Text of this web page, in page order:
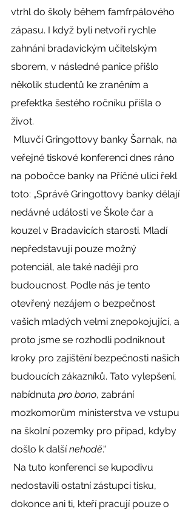
vtrhl do školy během famfrpálového
zápasu. I když byli netvoři rychle
zahnáni bradavickým učitelským
sborem, v následné panice přišlo
několik studentů ke zraněním a
prefektka šestého ročníku přišla o
život.
veřejné tiskové konferenci dnes ráno
na pobočce banky na Příčné ulici řekl
toto: „Správě Gringottovy banky dělají
nedávné události ve Škole čar a
kouzel v Bradavicích starosti. Mladí
nepředstavují pouze možný
potenciál, ale také naději pro
budoucnost. Podle nás je tento
otevřený nezájem o bezpečnost
vašich mladých velmi znepokojující, a
proto jsme se rozhodli podniknout
kroky pro zajištění bezpečnosti našich
budoucích zákazníků. Tato vylepšení,
nabídnuta pro bono, zabrání
mozkomorům ministerstva ve vstupu
na školní pozemky pro případ, kdyby
došlo k další nehodě.“
nedostavili ostatní zástupci tisku,
dokonce ani ti, kteří pracují pouze o